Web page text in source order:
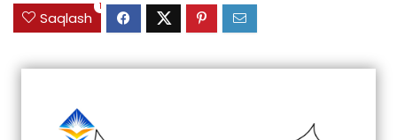
Saqlash
1